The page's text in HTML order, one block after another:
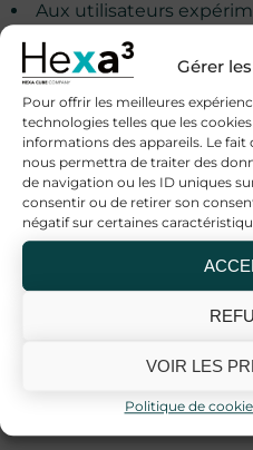
Gérer
Pour offrir les meilleures
technologies telles que les
informations des appareils. Le
nous permettra de traiter des
de navigation ou les ID uniques
consentir ou de retirer son
négatif sur certaines
VOIR LES
Politique de
12 avis
Aux utilisateurs
faibles
Aux personnes
gouttes
Pour les débutants, il est
commencer par un
Conseils
L’huile CBD s’utilise
sublinguale :
Déposer quelques
Attendre environ 60 à
Ajuster
Grâce à sa concentration